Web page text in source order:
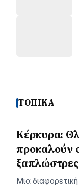
ΤΟΠΙΚΑ
Κέρκυρα:
προκαλούν
Μια